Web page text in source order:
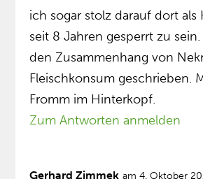
ich sogar stolz darauf dort als
seit 8 Jahren gesperrt zu
den Zusammenhang von
Fleischkonsum geschrieben.
Fromm im Hinterkopf.
Zum Antworten anmelden
Gerhard Zimmek am 4. Oktober